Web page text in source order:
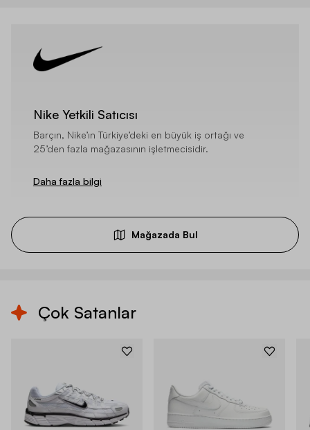
Nike Yetkili Satıcısı
Barçın, Nike’ın Türkiye’deki en büyük iş ortağı ve
25’den fazla mağazasının işletmecisidir.
Daha fazla bilgi
Mağazada Bul
Çok Satanlar